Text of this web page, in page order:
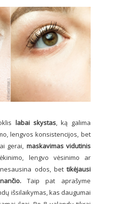
labai skystas, ką galima
lengvos konsistencijos, bet
gerai, maskavimas vidutinis
lengvo vėsinimo ar
odos, bet tikėjausi
Taip pat aprašyme
išsilaikymas, kas daugumai